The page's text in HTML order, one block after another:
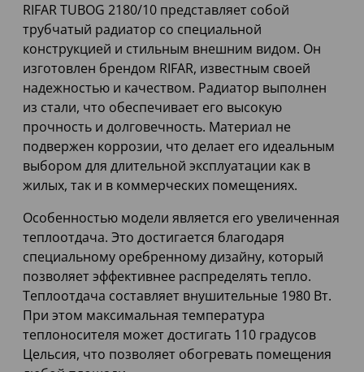
RIFAR TUBOG 2180/10 представляет собой
трубчатый радиатор со специальной
конструкцией и стильным внешним видом. Он
изготовлен брендом RIFAR, известным своей
надежностью и качеством. Радиатор выполнен
из стали, что обеспечивает его высокую
прочность и долговечность. Материал не
подвержен коррозии, что делает его идеальным
выбором для длительной эксплуатации как в
жилых, так и в коммерческих помещениях.
Особенностью модели является его увеличенная
теплоотдача. Это достигается благодаря
специальному оребренному дизайну, который
позволяет эффективнее распределять тепло.
Теплоотдача составляет внушительные 1980 Вт.
При этом максимальная температура
теплоносителя может достигать 110 градусов
Цельсия, что позволяет обогревать помещения